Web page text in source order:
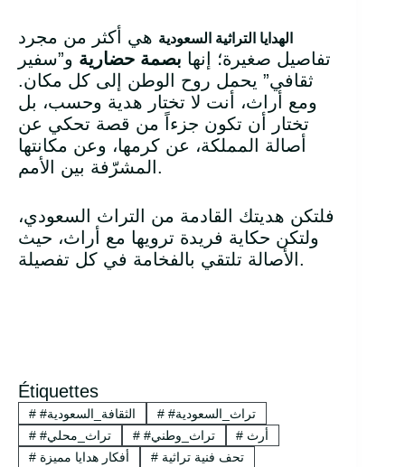
الهدايا التراثية السعودية هي أكثر من مجرد
تفاصيل صغيرة؛ إنها بصمة حضارية و”سفير
ثقافي” يحمل روح الوطن إلى كل مكان.
ومع أراث، أنت لا تختار هدية وحسب، بل
تختار أن تكون جزءاً من قصة تحكي عن
أصالة المملكة، عن كرمها، وعن مكانتها
المشرّفة بين الأمم.
فلتكن هديتك القادمة من التراث السعودي،
ولتكن حكاية فريدة ترويها مع أراث، حيث
الأصالة تلتقي بالفخامة في كل تفصيلة.
Étiquettes
# #الثقافة_السعودية #
#تراث_السعودية
#
#تراث_محلي # #تراث_وطني # أرث
# أفكار هدايا مميزة # تحف فنية تراثية